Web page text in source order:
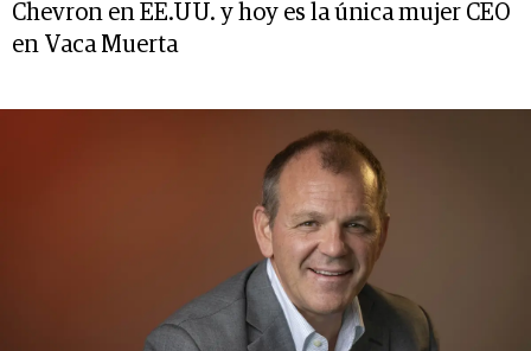
Chevron en EE.UU. y hoy es la única mujer CEO
en Vaca Muerta